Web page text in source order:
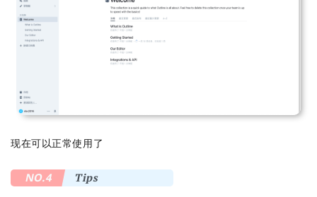
现在可以正常使用了
NO.4 Tips